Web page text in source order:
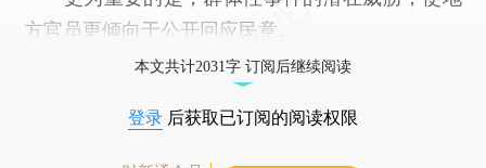
方官员更倾向于公开回应民意。
本文共计2031字 订阅后继续阅读
登录 后获取已订阅的阅读权限